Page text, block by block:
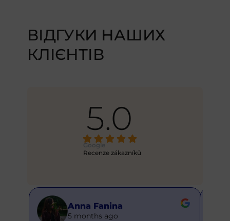
ВІДГУКИ НАШИХ
КЛІЄНТІВ
5.0
Google
Recenze zákazníků
Anna Fanina
5 months ago